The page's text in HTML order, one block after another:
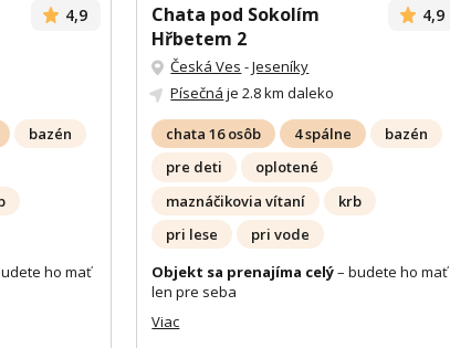
4,9
bazén
ho mať
Chata pod Sokolím
Hřbetem 2
4,9
Česká Ves -Jeseníky
Písečná je 2.8 km daleko
chata 16 osôb 4 spálne
bazén
pre deti
oplotené
maznáčikovia vítaní
krb
pri lese
pri vode
Objekt sa prenajíma celý– budete ho mať
len pre seba
Viac